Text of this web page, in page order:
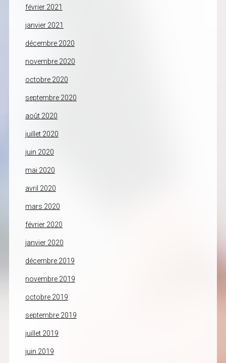
février 2021
janvier 2021
décembre 2020
novembre 2020
octobre 2020
septembre 2020
août 2020
juillet 2020
juin 2020
mai 2020
avril 2020
mars 2020
février 2020
janvier 2020
décembre 2019
novembre 2019
octobre 2019
septembre 2019
juillet 2019
juin 2019